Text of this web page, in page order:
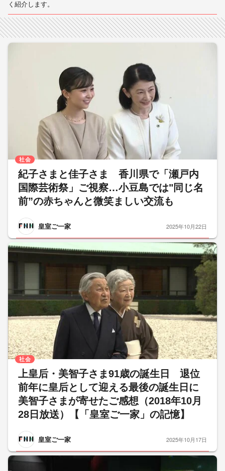
く紹介します。
紀子さまと佳子さま 香川県で「瀬戸内
国際芸術祭」ご視察…小豆島では"同じ名
前”の赤ちゃんと微笑ましい交流も
皇室ご一家
社会
2025年10月22日
上皇后・美智子さま91歳の誕生日 退位
前年に皇后として迎える最後の誕生日に
美智子さまが寄せたご感想（2018年10月
28日放送）【「皇室ご一家」の記憶】
皇室ご一家
社会
2025年10月17日